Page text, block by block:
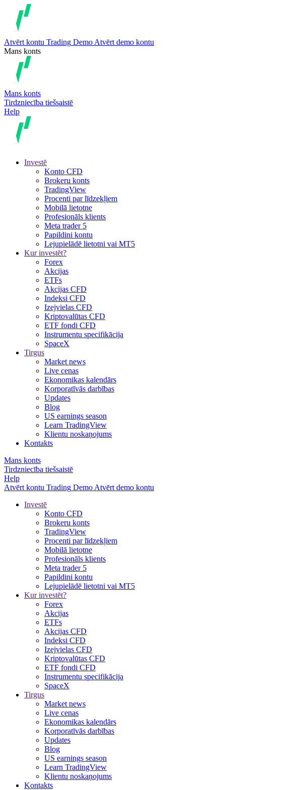
Atvērt kontu Trading Demo Atvērt demo kontu
Mans konts
Mans konts
Tirdzniecība tiešsaistē
Help
Investē
Konto CFD
Brokeru konts
TradingView
Procenti par līdzekļiem
Mobilā lietotne
Profesionāls klients
Meta trader 5
Papildini kontu
Lejupielādē lietotni vai MT5
Kur investēt?
Forex
Akcijas
ETFs
Akcijas CFD
Indeksi CFD
Izejvielas CFD
Kriptovalūtas CFD
ETF fondi CFD
Instrumentu specifikācija
SpaceX
Tirgus
Market news
Live cenas
Ekonomikas kalendārs
Korporatīvās darbības
Updates
Blog
US earnings season
Learn TradingView
Klientu noskaņojums
Kontakts
Mans konts
Tirdzniecība tiešsaistē
Help
Atvērt kontu Trading Demo Atvērt demo kontu
Investē
Konto CFD
Brokeru konts
TradingView
Procenti par līdzekļiem
Mobilā lietotne
Profesionāls klients
Meta trader 5
Papildini kontu
Lejupielādē lietotni vai MT5
Kur investēt?
Forex
Akcijas
ETFs
Akcijas CFD
Indeksi CFD
Izejvielas CFD
Kriptovalūtas CFD
ETF fondi CFD
Instrumentu specifikācija
SpaceX
Tirgus
Market news
Live cenas
Ekonomikas kalendārs
Korporatīvās darbības
Updates
Blog
US earnings season
Learn TradingView
Klientu noskaņojums
Kontakts